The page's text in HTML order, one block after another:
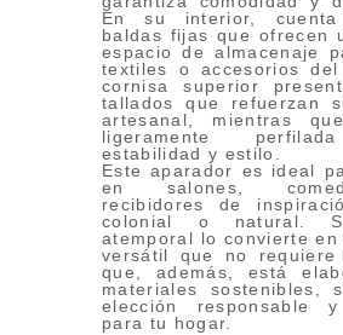
En su interior,
baldas fijas que ofrecen
espacio de almacenaje
textiles o accesorios
cornisa superior
tallados que refuerzan
artesanal, mientras
ligeramente
estabilidad y estilo.
Este aparador es ideal
en salones,
recibidores de
colonial o natural.
atemporal lo convierte en
versátil que no requiere
que, además, está
materiales sostenibles,
elección responsable
para tu hogar.